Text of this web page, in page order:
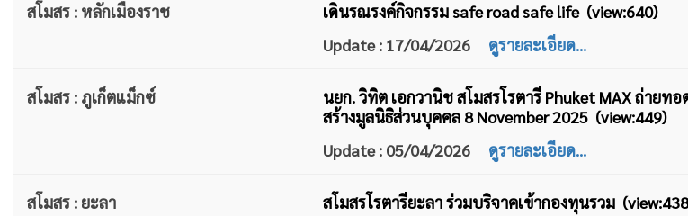
สโมสร : หลักเมืองราช
เดินรณรงค์กิจกรรม safe road safe life (view:640)
Update : 17/04/2026 ดูรายละเอียด...
สโมสร : ภูเก็ตแม็กซ์
นยก. วิทิต เอกวานิช สโมสรโรตารี Phuket MAX ถ่าย
สร้างมูลนิธิส่วนบุคคล 8 November 2025 (view:449)
Update : 05/04/2026 ดูรายละเอียด...
สโมสร : ยะลา
สโมสรโรตารียะลา ร่วมบริจาคเข้ากองทุนรวม